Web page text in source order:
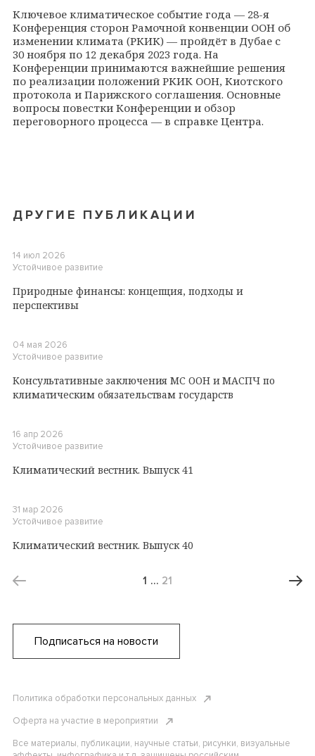
Ключевое климатическое событие года — 28-я
Конференция сторон Рамочной конвенции ООН об
изменении климата (РКИК) — пройдёт в Дубае с
30 ноября по 12 декабря 2023 года. На
Конференции принимаются важнейшие решения
по реализации положений РКИК ООН, Киотского
протокола и Парижского соглашения. Основные
вопросы повестки Конференции и обзор
переговорного процесса — в справке Центра.
ДРУГИЕ ПУБЛИКАЦИИ
14 июл 2026
Устойчивое развитие
Природные финансы: концепция, подходы и
перспективы
04 мая 2026
Устойчивое развитие
Консультативные заключения МС ООН и МАСПЧ по
климатическим обязательствам государств
16 апр 2026
Устойчивое развитие
Климатический вестник. Выпуск 41
31 мар 2026
Устойчивое развитие
Климатический вестник. Выпуск 40
1 … 21
Подписаться на новости
Политика обработки персональных данных
Оферта на участие в мероприятии
Все материалы, публикации, научные статьи, рисунки, визуальные